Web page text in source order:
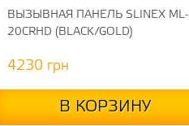
ВЫЗЫВНАЯ ПАНЕЛЬ SLINEX ML-
20CRHD (BLACK/GOLD)
4230 грн
В КОРЗИНУ